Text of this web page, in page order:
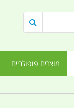
מוצרים פופולריים